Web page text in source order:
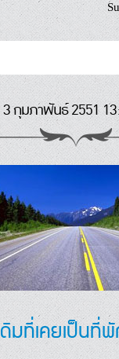
3 กุมภาพันธ์ 2551
มที่เคยเป็นที่